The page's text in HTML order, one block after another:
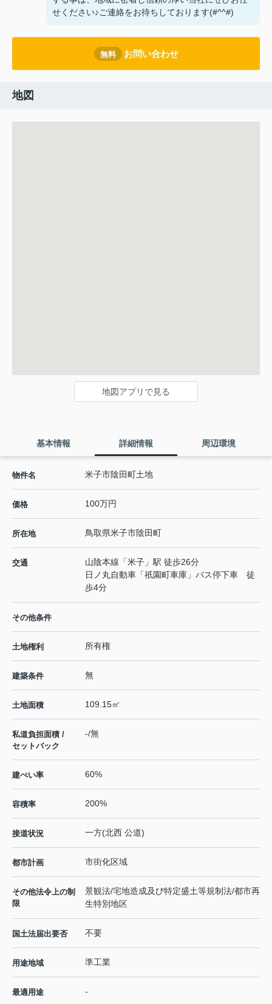
せください♪ご連絡をお待ちしております(#^^#)
無料 お問い合わせ
地図
地図アプリで見る
基本情報 詳細情報 周辺環境
物件名 米子市陰田町土地
価格 100万円
所在地 鳥取県米子市陰田町
交通 山陰本線 「米子 」駅 徒歩26分
日ノ丸自動車「祇園町車庫」バス停下車 徒
歩4分
その他条件
土地権利 所有権
建築条件 無
土地面積 109.15㎡
私道負担面積 /
セットバック
-/無
建ぺい率 60%
容積率 200%
接道状況 一方(北西 公道)
都市計画 市街化区域
その他法令上の制
限
景観法/宅地造成及び特定盛土等規制法/都市再
生特別地区
国土法届出要否 不要
用途地域 準工業
最適用途 -